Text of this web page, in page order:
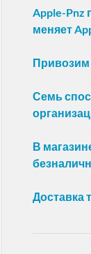
Apple-Pnz
меняет
Привозим
Семь
В
Доставка